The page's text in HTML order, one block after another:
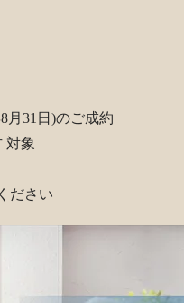
月31日)のご成約
対象
ださい